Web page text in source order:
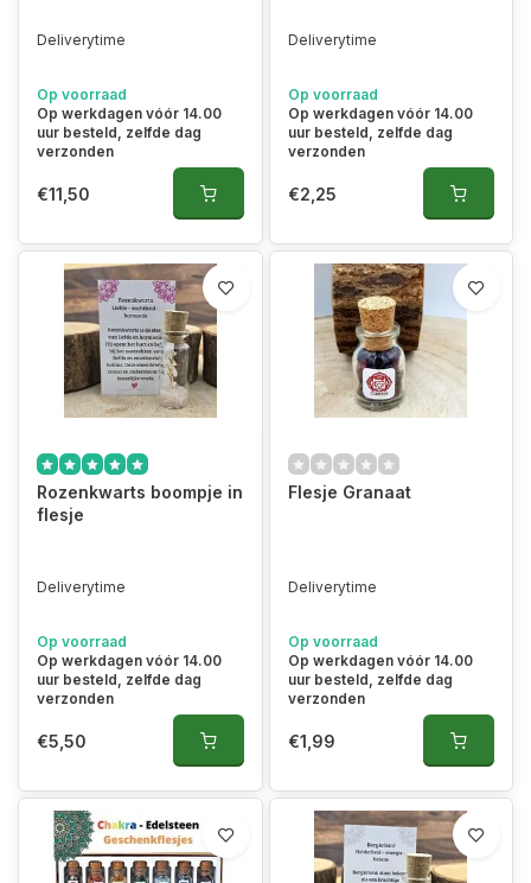
Deliverytime
Op voorraad
Op werkdagen vóór 14.00
uur besteld, zelfde dag
verzonden
€11,50
Deliverytime
Op voorraad
Op werkdagen vóór 14.00
uur besteld, zelfde dag
verzonden
€2,25
Rozenkwarts boompje in
flesje
Deliverytime
Op voorraad
Op werkdagen vóór 14.00
uur besteld, zelfde dag
verzonden
€5,50
Flesje Granaat
Deliverytime
Op voorraad
Op werkdagen vóór 14.00
uur besteld, zelfde dag
verzonden
€1,99